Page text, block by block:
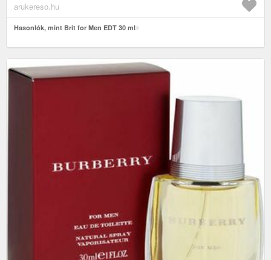
arukereso.hu
Hasonlók, mint Brit for Men EDT 30 ml